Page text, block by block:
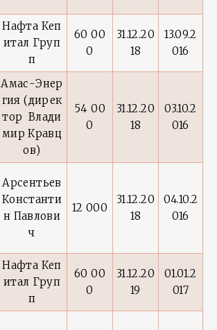
Нафта Кеп
итал Груп
п
60 00
0
31.12.20
18
13.09.2
016
Амас-Энер
гия (дирек
тор Влади
мир Кравц
ов)
54 00
0
31.12.20
18
03.10.2
016
Арсентьев
Константи
н Павлови
ч
12 000
31.12.20
18
04.10.2
016
Нафта Кеп
итал Груп
п
60 00
0
31.12.20
19
01.01.2
017